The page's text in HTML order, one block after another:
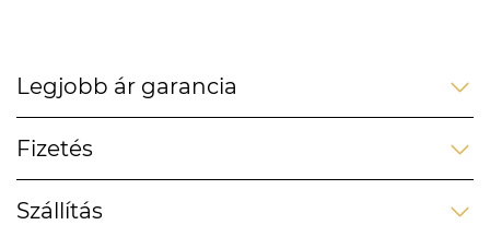
Legjobb ár garancia
Fizetés
Szállítás